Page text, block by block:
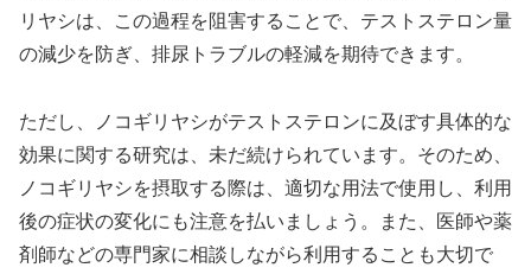
リヤシは、この過程を阻害することで、テストステロン量
の減少を防ぎ、排尿トラブルの軽減を期待できます。
ただし、ノコギリヤシがテストステロンに及ぼす具体的な
効果に関する研究は、未だ続けられています。そのため、
ノコギリヤシを摂取する際は、適切な用法で使用し、利用
後の症状の変化にも注意を払いましょう。また、医師や薬
剤師などの専門家に相談しながら利用することも大切で